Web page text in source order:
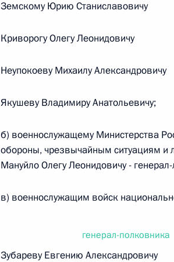
26 июля 2026 года
О внесении изменений в статью 9.21
правонарушениях
26 июля 2026 года
Республики Беларусь о сотрудничестве в
Земскому Юрию Станиславовичу
Криворогу Олегу Леонидовичу
Неупокоеву Михаилу Александровичу
Якушеву Владимиру Анатольевичу;
б) военнослужащему Министерства
обороны, чрезвычайным ситуациям и
Мануйло Олегу Леонидовичу -
в) военнослужащим войск
генерал-полковника
Зубареву Евгению Александровичу